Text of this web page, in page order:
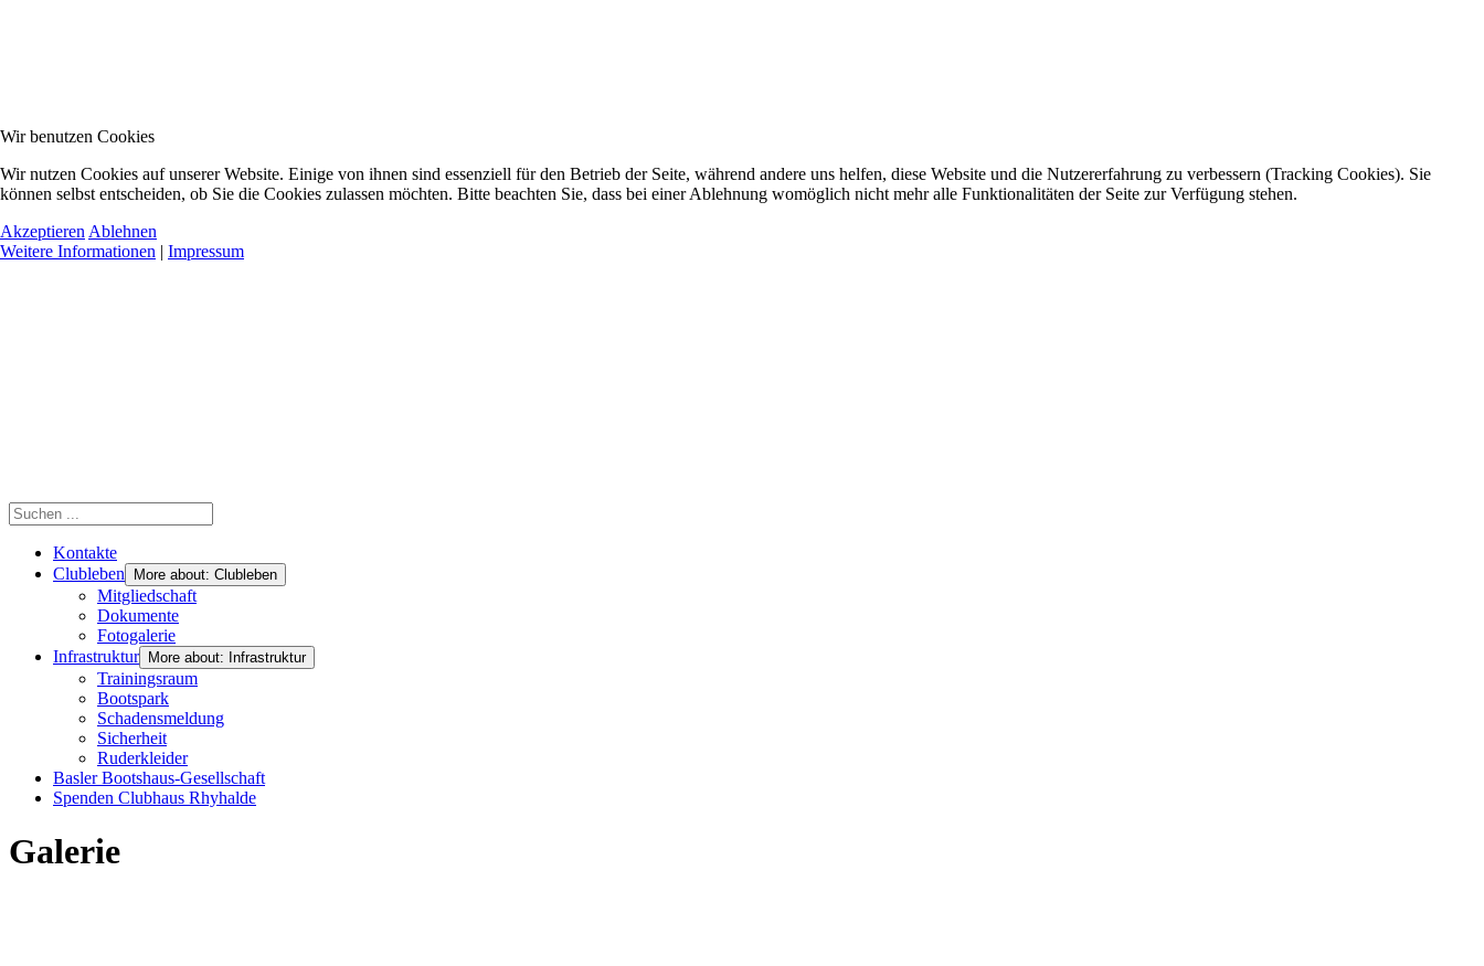
Kontakte
Clubleben
More about: Clubleben
Mitgliedschaft
Dokumente
Fotogalerie
Infrastruktur
More about: Infrastruktur
Trainingsraum
Bootspark
Schadensmeldung
Sicherheit
Ruderkleider
Basler Bootshaus-Gesellschaft
Spenden Clubhaus Rhyhalde
Galerie
Wir benutzen Cookies
Wir nutzen Cookies auf unserer Website. Einige von ihnen sind essenziell für den Betrieb der Seite, während andere uns helfen, diese Website und die Nutzererfahrung zu verbessern (Tracking Cookies). Sie
können selbst entscheiden, ob Sie die Cookies zulassen möchten. Bitte beachten Sie, dass bei einer Ablehnung womöglich nicht mehr alle Funktionalitäten der Seite zur Verfügung stehen.
Akzeptieren Ablehnen
Weitere Informationen | Impressum